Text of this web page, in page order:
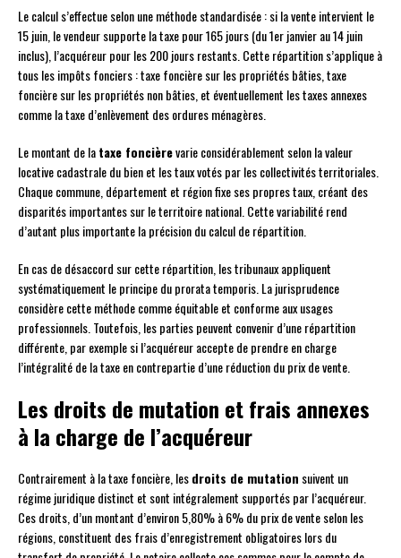
Le calcul s’effectue selon une méthode standardisée : si la vente intervient le
15 juin, le vendeur supporte la taxe pour 165 jours (du 1er janvier au 14 juin
inclus), l’acquéreur pour les 200 jours restants. Cette répartition s’applique à
tous les impôts fonciers : taxe foncière sur les propriétés bâties, taxe
foncière sur les propriétés non bâties, et éventuellement les taxes annexes
comme la taxe d’enlèvement des ordures ménagères.
Le montant de lataxe foncièrevarie considérablement selon la valeur
locative cadastrale du bien et les taux votés par les collectivités territoriales.
Chaque commune, département et région fixe ses propres taux, créant des
disparités importantes sur le territoire national. Cette variabilité rend
d’autant plus importante la précision du calcul de répartition.
En cas de désaccord sur cette répartition, les tribunaux appliquent
systématiquement le principe du prorata temporis. La jurisprudence
considère cette méthode comme équitable et conforme aux usages
professionnels. Toutefois, les parties peuvent convenir d’une répartition
différente, par exemple si l’acquéreur accepte de prendre en charge
l’intégralité de la taxe en contrepartie d’une réduction du prix de vente.
Les droits de mutation et frais annexes
à la charge de l’acquéreur
Contrairement à la taxe foncière, lesdroits de mutation suivent un
régime juridique distinct et sont intégralement supportés par l’acquéreur.
Ces droits, d’un montant d’environ 5,80% à 6% du prix de vente selon les
régions, constituent des frais d’enregistrement obligatoires lors du